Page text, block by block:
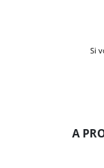
Si
A